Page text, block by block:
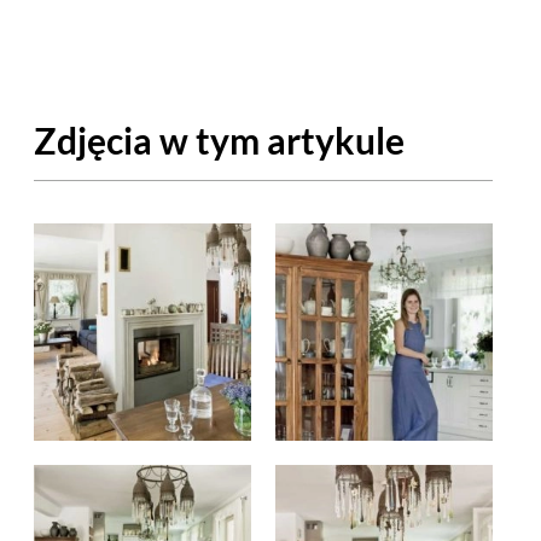
Zdjęcia w tym artykule
APTECZKA
RZEMIOSŁO
ZUPY
INNE